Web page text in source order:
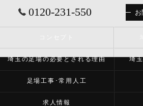
0120-231-550
埼玉の足場の必要とされる理由 埼
足場工事･常用人工
求人情報